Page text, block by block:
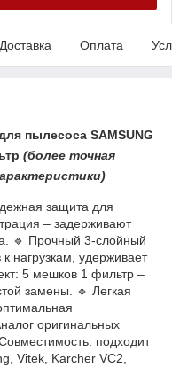
Доставка Оплата
пылесоса SAMSUNG
(более точная
защита для
– задерживают
🔹 Прочный 3-слойный
нагрузкам, удерживает
5 мешков 1 фильтр –
замены. 🔹 Легкая
оригинальных
подходит
Vitek, Karcher VC2,